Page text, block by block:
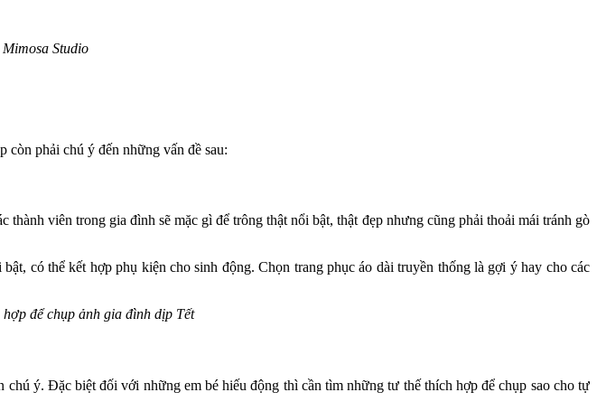
Studio
còn phải chú ý đến những vấn đề sau:
viên trong gia đình sẽ mặc gì để trông thật nổi bật, thật đẹp nhưng cũng phải thoải mái tránh gò
có thể kết hợp phụ kiện cho sinh động. Chọn trang phục áo dài truyền thống là gợi ý hay cho các
để chụp ảnh gia đình dịp Tết
ý. Đặc biệt đối với những em bé hiếu động thì cần tìm những tư thế thích hợp để chụp sao cho tự